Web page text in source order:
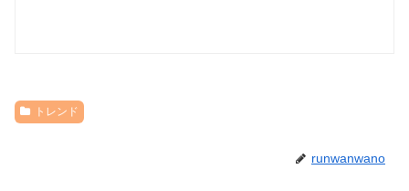
トレンド
runwanwano